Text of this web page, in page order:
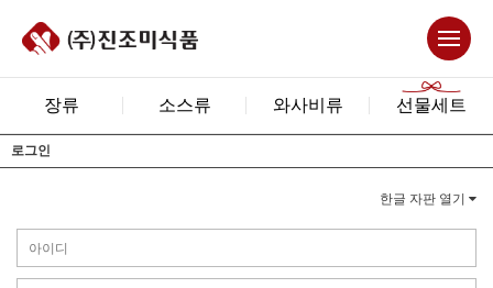
장류 소스류 와사비류 선물세트
로그인
한글 자판 열기